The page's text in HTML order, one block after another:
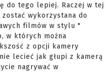
do tego lepiej. Raczej w tej
wykorzystana do
filmów w stylu "
w których można
z opcji kamery
lecieć jak głupi z kamerą
nagrywać w